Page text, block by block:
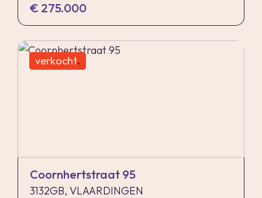
€ 275.000
verkocht.
Coornhertstraat 95
3132GB, VLAARDINGEN